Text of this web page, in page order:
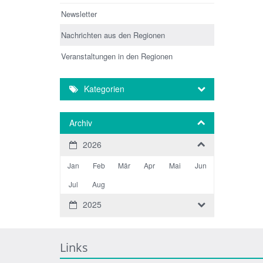
Newsletter
Nachrichten aus den Regionen
Veranstaltungen in den Regionen
Kategorien
Archiv
2026
Jan Feb Mär Apr Mai
Jun
Jul
Aug
2025
Links